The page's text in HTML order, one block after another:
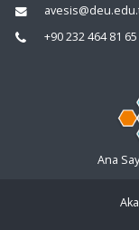
+90 232 464 81 65
Ana